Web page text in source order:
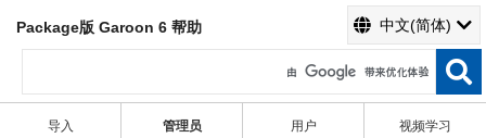
Package版 Garoon 6 帮助 中文(简体)
导入 管理员 用户 视频学习